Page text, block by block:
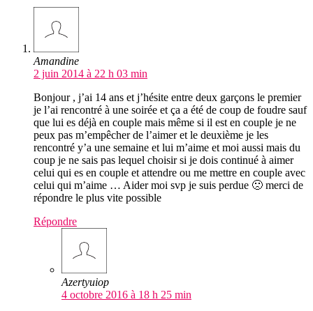
Amandine
2 juin 2014 à 22 h 03 min
Bonjour , j’ai 14 ans et j’hésite entre deux garçons le premier
je l’ai rencontré à une soirée et ça a été de coup de foudre sauf
que lui es déjà en couple mais même si il est en couple je ne
peux pas m’empêcher de l’aimer et le deuxième je les
rencontré y’a une semaine et lui m’aime et moi aussi mais du
coup je ne sais pas lequel choisir si je dois continué à aimer
celui qui es en couple et attendre ou me mettre en couple avec
celui qui m’aime … Aider moi svp je suis perdue 🙁 merci de
répondre le plus vite possible
Répondre
Azertyuiop
4 octobre 2016 à 18 h 25 min